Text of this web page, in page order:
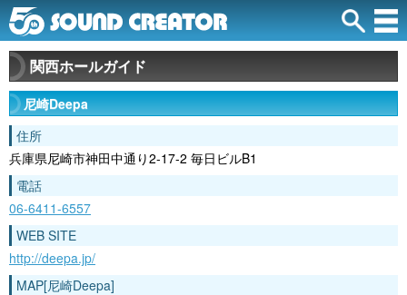
関西ホールガイド
尼崎Deepa
住所
兵庫県尼崎市神田中通り2-17-2 毎日ビルB1
電話
06-6411-6557
WEB SITE
http://deepa.jp/
MAP[尼崎Deepa]